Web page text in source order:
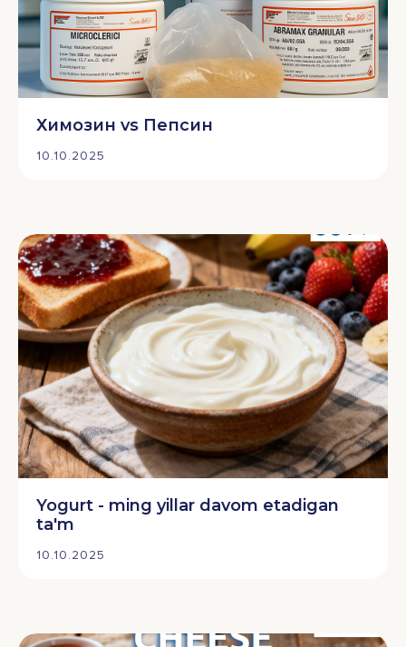
Химозин vs Пепсин
10.10.2025
Yogurt - ming yillar davom etadigan
ta'm
10.10.2025